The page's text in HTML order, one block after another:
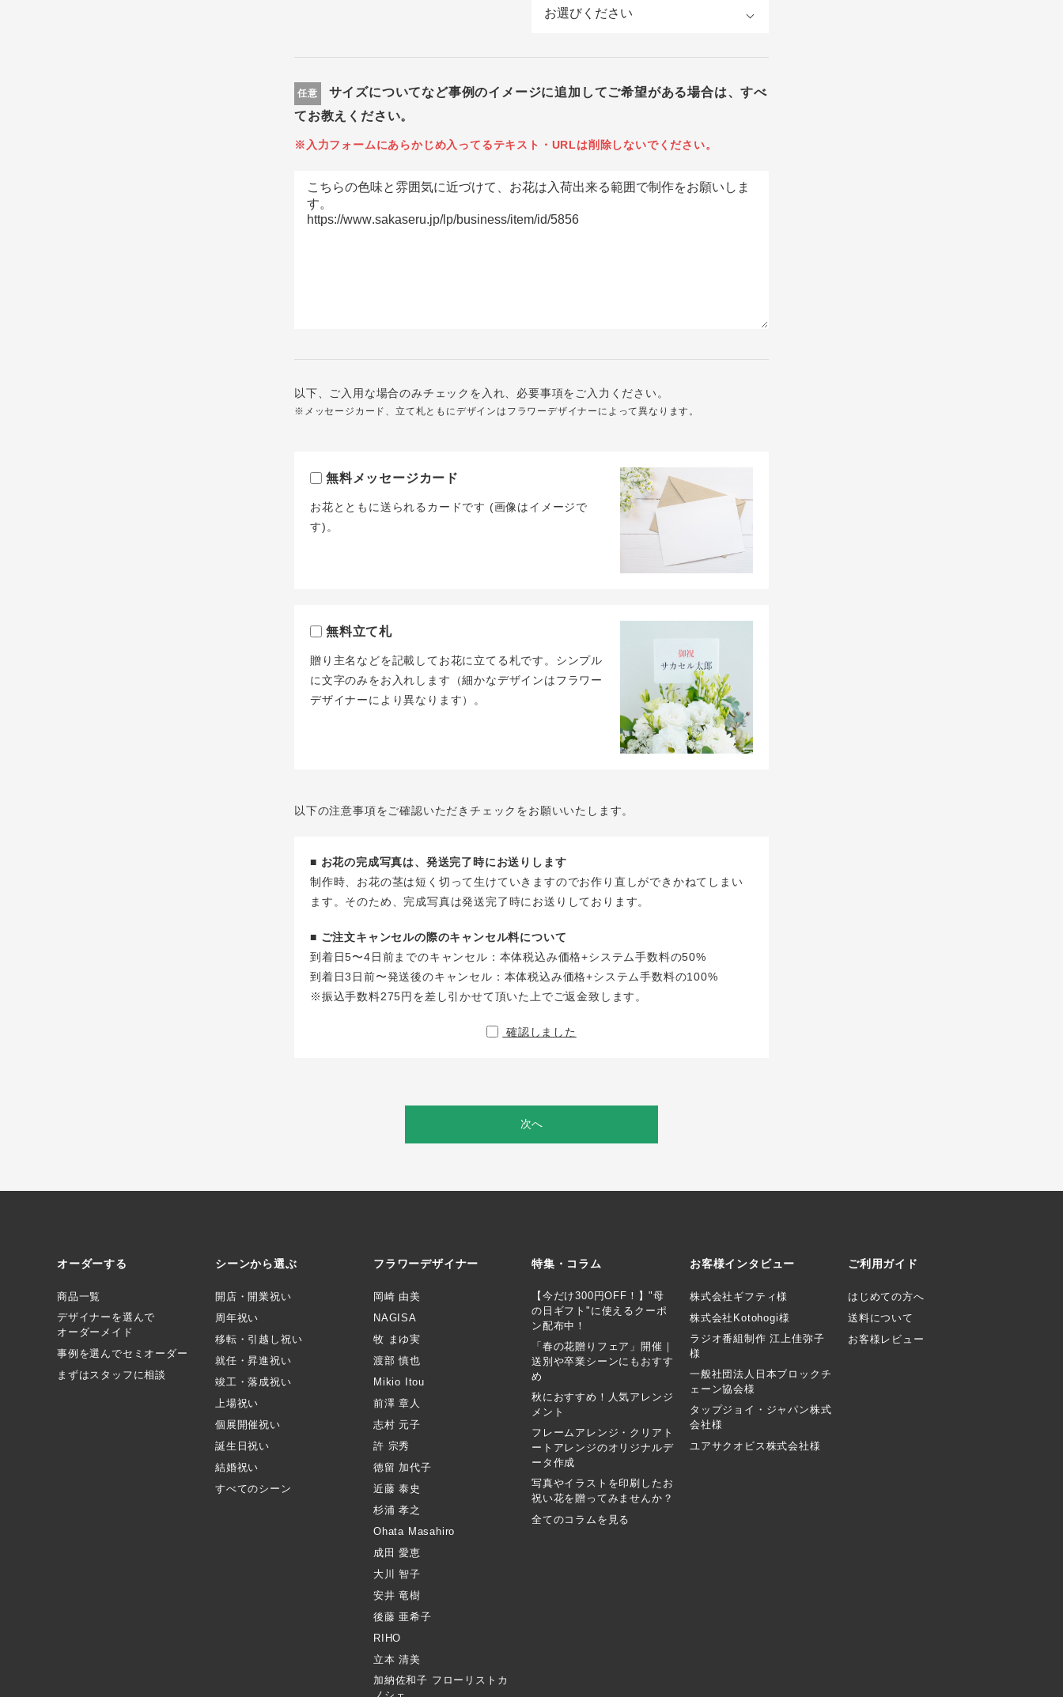
任意
サイズについてなど事例のイメージに追加してご希望がある場合は、すべ
てお教えください。
※入力フォームにあらかじめ入ってるテキスト・URLは削除しないでください。
以下、ご入用な場合のみチェックを入れ、必要事項をご入力ください。
※メッセージカード、立て札ともにデザインはフラワーデザイナーによって異なります。
無料メッセージカード
お花とともに送られるカードです (画像はイメージで
す)。
無料立て札
贈り主名などを記載してお花に立てる札です。シンプル
に文字のみをお入れします（細かなデザインはフラワー
デザイナーにより異なります）。
以下の注意事項をご確認いただきチェックをお願いいたします。
■ お花の完成写真は、発送完了時にお送りします
制作時、お花の茎は短く切って生けていきますのでお作り直しができかねてしまい
ます。そのため、完成写真は発送完了時にお送りしております。
■ ご注文キャンセルの際のキャンセル料について
到着日5〜4日前までのキャンセル：本体税込み価格+システム手数料の50%
到着日3日前〜発送後のキャンセル：本体税込み価格+システム手数料の100%
※振込手数料275円を差し引かせて頂いた上でご返金致します。
確認しました
次へ
オーダーする
商品一覧
デザイナーを選んで
オーダーメイド
事例を選んでセミオーダー
まずはスタッフに相談
シーンから選ぶ
開店・開業祝い
周年祝い
移転・引越し祝い
就任・昇進祝い
竣工・落成祝い
上場祝い
個展開催祝い
誕生日祝い
結婚祝い
すべてのシーン
フラワーデザイナー
岡崎 由美
NAGISA
牧 まゆ実
渡部 慎也
Mikio Itou
前澤 章人
志村 元子
許 宗秀
徳留 加代子
近藤 泰史
杉浦 孝之
Ohata Masahiro
成田 愛恵
大川 智子
安井 竜樹
後藤 亜希子
RIHO
立本 清美
加納佐和子 フローリストカ
特集・コラム
【今だけ300円OFF！】"母
の日ギフト"に使えるクーポ
ン配布中！
「春の花贈りフェア」開催｜
送別や卒業シーンにもおすす
め
秋におすすめ！人気アレンジ
メント
フレームアレンジ・クリアト
ートアレンジのオリジナルデ
ータ作成
写真やイラストを印刷したお
祝い花を贈ってみませんか？
全てのコラムを見る
お客様インタビュー
株式会社ギフティ様
株式会社Kotohogi様
ラジオ番組制作 江上佳弥子
様
一般社団法人日本ブロックチ
ェーン協会様
タップジョイ・ジャパン株式
会社様
ユアサクオビス株式会社様
ご利用ガイド
はじめての方へ
送料について
お客様レビュー